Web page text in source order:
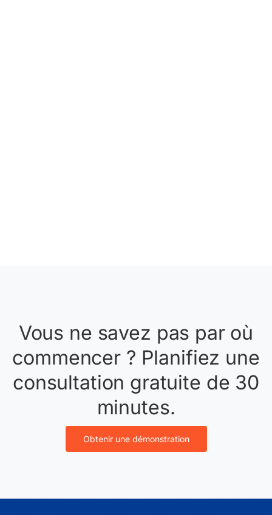
Vous ne savez pas par où
commencer ? Planifiez une
consultation gratuite de 30
minutes.
Obtenir une démonstration